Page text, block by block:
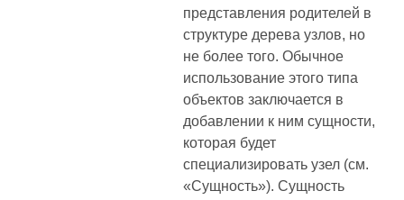
представления родителей в
структуре дерева узлов, но
не более того. Обычное
использование этого типа
объектов заключается в
добавлении к ним сущности,
которая будет
специализировать узел (см.
«Сущность»). Сущность